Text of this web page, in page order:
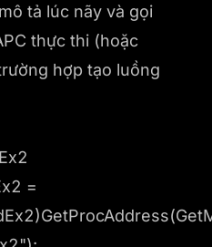
tả lúc nãy và gọi
thực thi (hoặc
hợp tạo luồng
=